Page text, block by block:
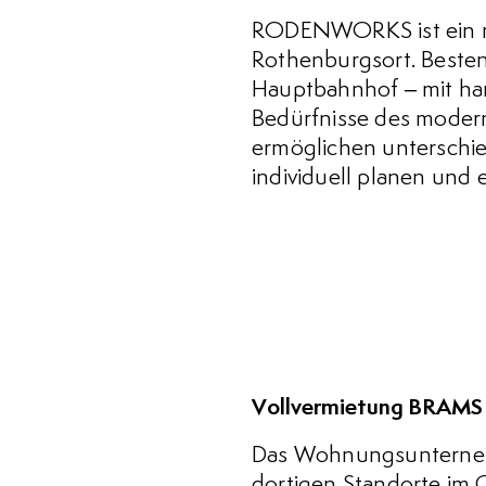
RODENWORKS ist
Rothenburgsort.
Hauptbahnhof – mit
Bedürfnisse des
ermöglichen
individuell planen und
Vollvermietung BRAMS
Das